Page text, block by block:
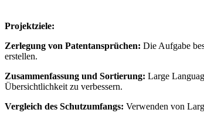
Projektziele:
Zerlegung von Patentansprüchen: Die Aufgabe
erstellen.
Zusammenfassung und Sortierung: Large
Übersichtlichkeit zu verbessern.
Vergleich des Schutzumfangs: Verwenden von